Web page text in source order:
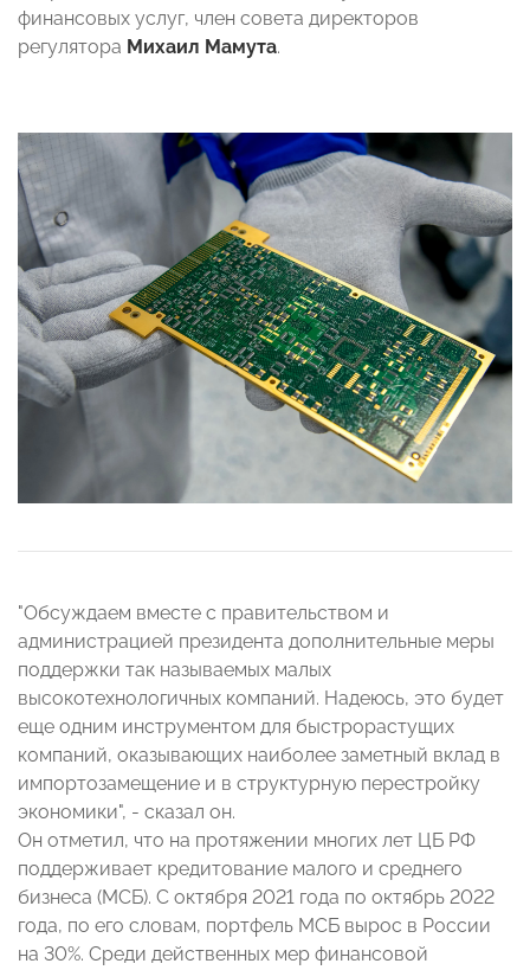
финансовых услуг, член совета директоров
регулятора Михаил Мамута.
"Обсуждаем вместе с правительством и
администрацией президента дополнительные меры
поддержки так называемых малых
высокотехнологичных компаний. Надеюсь, это будет
еще одним инструментом для быстрорастущих
компаний, оказывающих наиболее заметный вклад в
импортозамещение и в структурную перестройку
экономики", - сказал он.
Он отметил, что на протяжении многих лет ЦБ РФ
поддерживает кредитование малого и среднего
бизнеса (МСБ). С октября 2021 года по октябрь 2022
года, по его словам, портфель МСБ вырос в России
на 30%. Среди действенных мер финансовой